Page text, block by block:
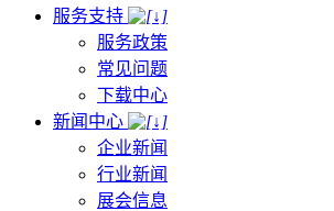
服务支持
服务政策
常见问题
下载中心
新闻中心
企业新闻
行业新闻
展会信息